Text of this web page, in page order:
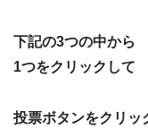
下記の3つの中から
1つをクリックして
投票ボタンをクリッ